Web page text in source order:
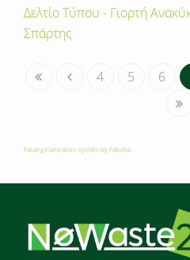
Δελτίο Τύπου - Γιορτή
Σπάρτης
4 5 6
FaLang translation system by Faboba